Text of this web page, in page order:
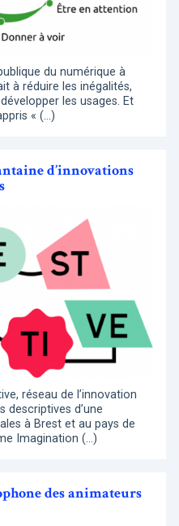
du numérique à
à réduire les inégalités,
les usages. Et
« (…)
d’innovations
réseau de l’innovation
descriptives d’une
à Brest et au pays de
Imagination (…)
des animateurs